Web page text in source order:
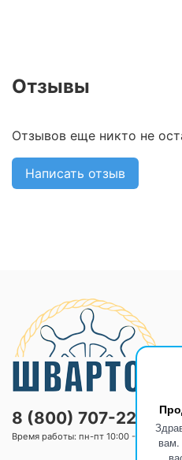
Отзывы
Отзывов еще никто не
Написать отзыв
8 (800) 707-2205
Время работы: пн-пт 10:00 -20:00 сб-